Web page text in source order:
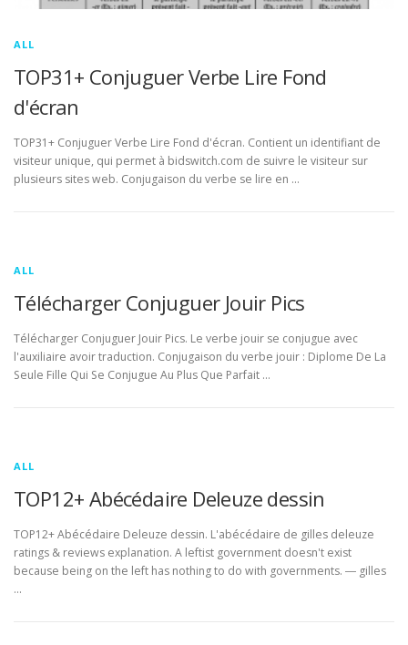
ALL
TOP31+ Conjuguer Verbe Lire Fond
d'écran
TOP31+ Conjuguer Verbe Lire Fond d'écran. Contient un identifiant de
visiteur unique, qui permet à bidswitch.com de suivre le visiteur sur
plusieurs sites web. Conjugaison du verbe se lire en …
ALL
Télécharger Conjuguer Jouir Pics
Télécharger Conjuguer Jouir Pics. Le verbe jouir se conjugue avec
l'auxiliaire avoir traduction. Conjugaison du verbe jouir : Diplome De La
Seule Fille Qui Se Conjugue Au Plus Que Parfait …
ALL
TOP12+ Abécédaire Deleuze dessin
TOP12+ Abécédaire Deleuze dessin. L'abécédaire de gilles deleuze
ratings & reviews explanation. A leftist government doesn't exist
because being on the left has nothing to do with governments. ― gilles
…